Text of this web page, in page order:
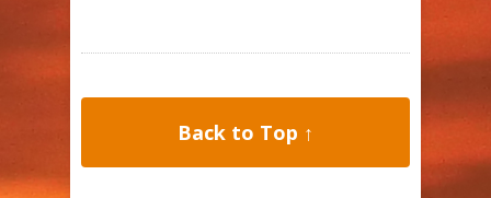
Back to Top ↑